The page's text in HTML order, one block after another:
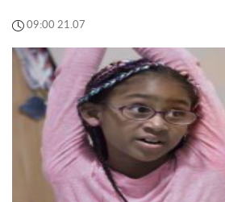
09:00 21.07